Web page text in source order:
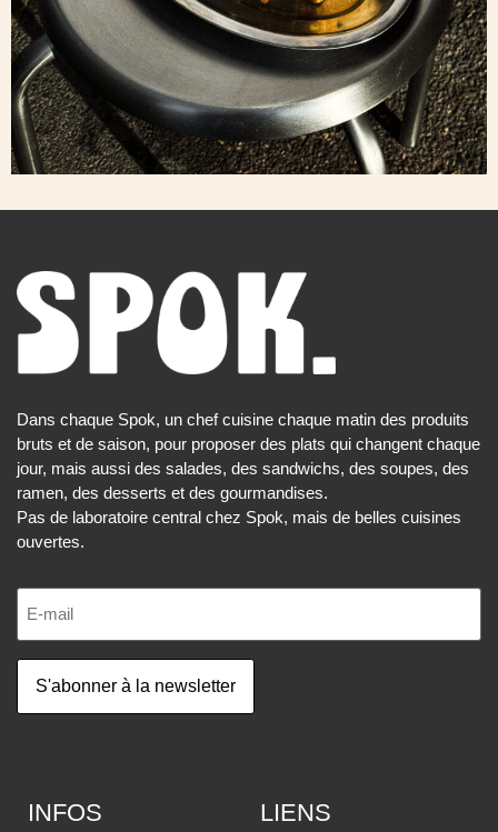
Dans chaque Spok, un chef cuisine chaque matin des produits
bruts et de saison, pour proposer des plats qui changent chaque
jour, mais aussi des salades, des sandwichs, des soupes, des
ramen, des desserts et des gourmandises.
Pas de laboratoire central chez Spok, mais de belles cuisines
ouvertes.
INFOS LIENS